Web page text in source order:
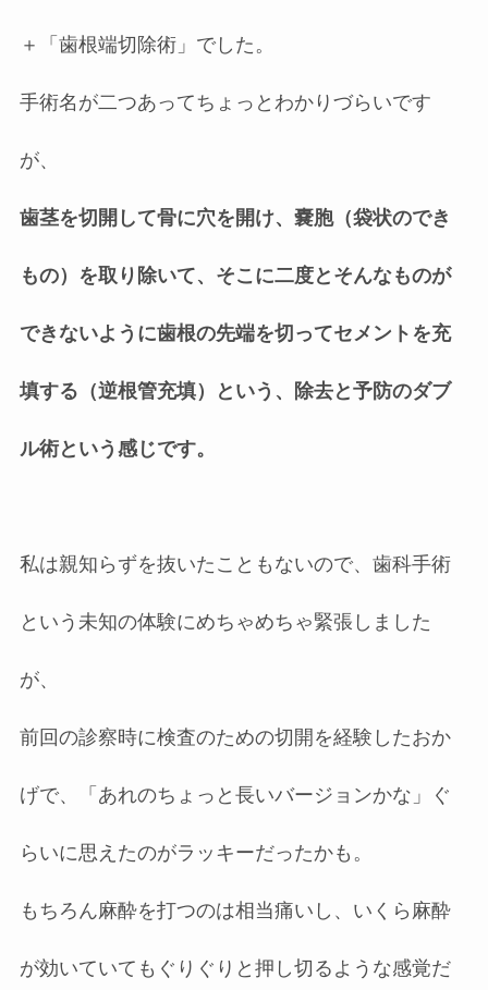
＋「歯根端切除術」でした。
手術名が二つあってちょっとわかりづらいです
が、
歯茎を切開して骨に穴を開け、嚢胞（袋状のでき
もの）を取り除いて、そこに二度とそんなものが
できないように歯根の先端を切ってセメントを充
填する（逆根管充填）という、除去と予防のダブ
ル術という感じです。
私は親知らずを抜いたこともないので、歯科手術
という未知の体験にめちゃめちゃ緊張しました
が、
前回の診察時に検査のための切開を経験したおか
げで、「あれのちょっと長いバージョンかな」ぐ
らいに思えたのがラッキーだったかも。
もちろん麻酔を打つのは相当痛いし、いくら麻酔
が効いていてもぐりぐりと押し切るような感覚だ